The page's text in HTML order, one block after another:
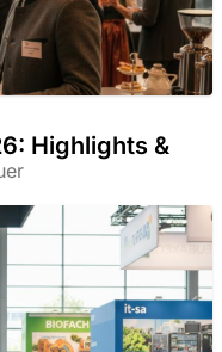
Highlights &